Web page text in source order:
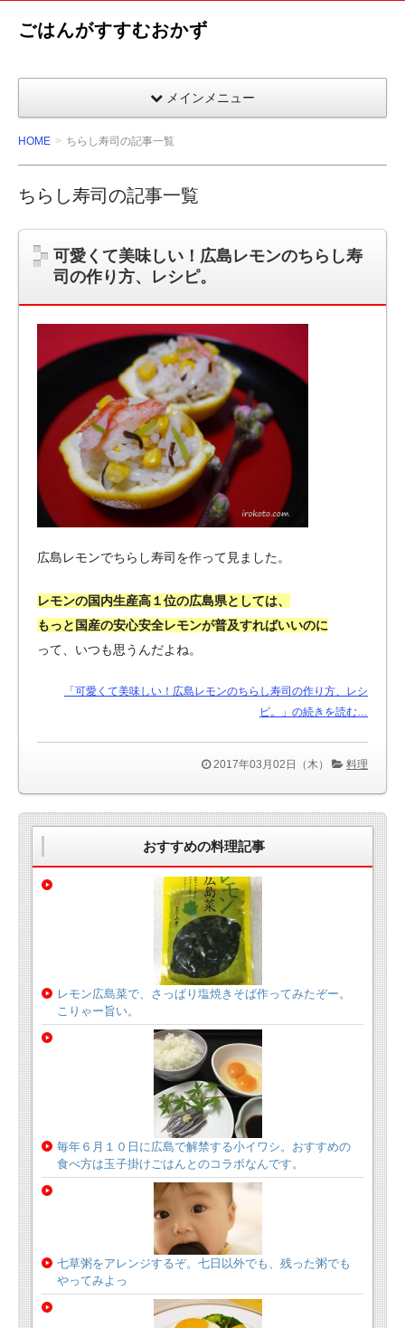
ごはんがすすむおかず
メインメニュー
HOME ちらし寿司の記事一覧
ちらし寿司の記事一覧
可愛くて美味しい！広島レモンのちらし寿
司の作り方、レシピ。
広島レモンでちらし寿司を作って見ました。
レモンの国内生産高１位の広島県としては、
もっと国産の安心安全レモンが普及すればいいのに
って、いつも思うんだよね。
「可愛くて美味しい！広島レモンのちらし寿司の作り方、レシ
ピ。」の続きを読む…
2017年03月02日（木） 料理
おすすめの料理記事
レモン広島菜で、さっぱり塩焼きそば作ってみたぞー。
こりゃー旨い。
毎年６月１０日に広島で解禁する小イワシ。おすすめの
食べ方は玉子掛けごはんとのコラボなんです。
七草粥をアレンジするぞ。七日以外でも、残った粥でも
やってみよっ